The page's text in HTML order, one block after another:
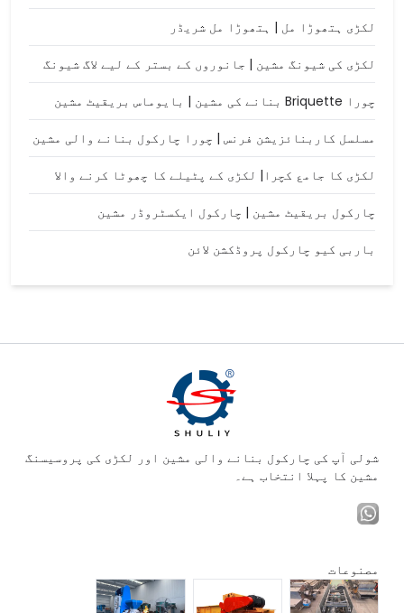
لکڑی ہتھوڑا مل | ہتھوڑا مل شریڈر
لکڑی کی شیونگ مشین | جانوروں کے بستر کے لیے لاگ شیونگ
چورا Briquette بنانے کی مشین | بایوماس بریقیٹ مشین
مسلسل کاربنائزیشن فرنس | چورا چارکول بنانے والی مشین
لکڑی کا جامع کچرا| لکڑی کے پٹیلے کا چھوٹا کرنے والا
چارکول بریقیٹ مشین | چارکول ایکسٹروڈر مشین
باربی کیو چارکول پروڈکشن لائن
شولی آپ کی چارکول بنانے والی مشین اور لکڑی کی پروسیسنگ
مشین کا پہلا انتخاب ہے۔
مصنوعات